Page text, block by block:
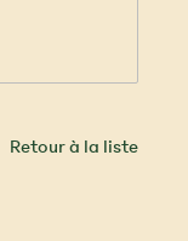
Retour à la liste